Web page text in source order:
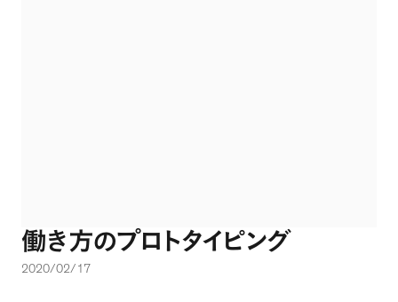
働き方のプロトタイピング
2020/02/17